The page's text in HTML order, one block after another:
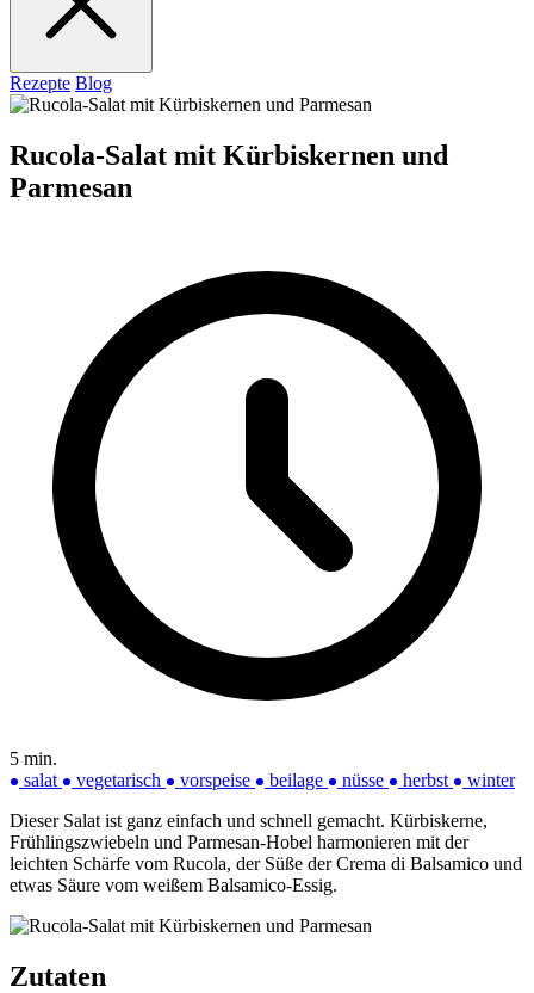
Rezepte Blog
Rucola-Salat mit Kürbiskernen und
Parmesan
5 min.
salat
vegetarisch vorspeise beilage nüsse herbst
winter
Dieser Salat ist ganz einfach und schnell gemacht. Kürbiskerne,
Frühlingszwiebeln und Parmesan-Hobel harmonieren mit der
leichten Schärfe vom Rucola, der Süße der Crema di Balsamico und
etwas Säure vom weißem Balsamico-Essig.
Zutaten